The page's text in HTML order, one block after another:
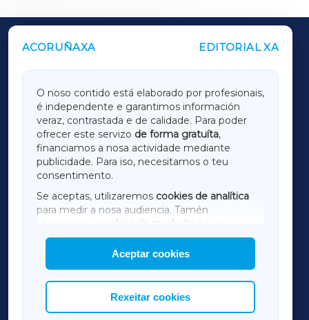
ACORUÑAXA EDITORIAL XA
O noso contido está elaborado por profesionais,
é independente e garantimos información
veraz, contrastada e de calidade. Para poder
ofrecer este servizo de forma gratuíta,
financiamos a nosa actividade mediante
publicidade. Para iso, necesitamos o teu
consentimento.
Se aceptas, utilizaremos cookies de analítica
para medir a nosa audiencia. Tamén
utilizaremos
cookies de marketing
mostrar publicidade de terceiros.
Así mesmo, podes personalizar a elección das
cookies que desexas permitir.
Aceptar cookies
Rexeitar cookies
OUTROS PERIÓDICOS
LUGOXA
TERRACHAXA
AMARIÑAXA
RIBEIRASACRAXA
ACORUÑAXA